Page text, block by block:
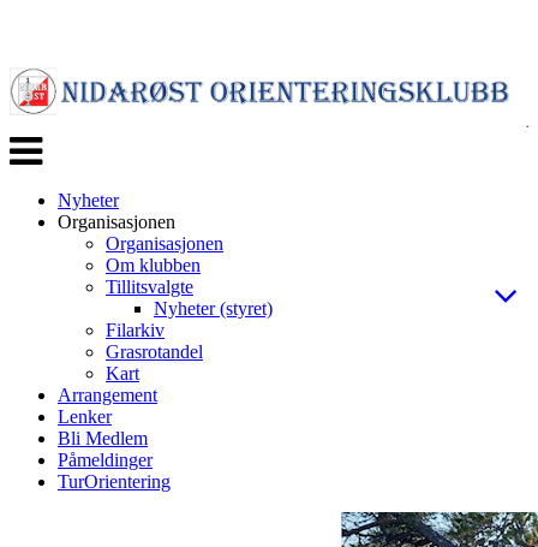
Veksle
navigasjon
Nyheter
Organisasjonen
Organisasjonen
Om klubben
Tillitsvalgte
Nyheter (styret)
Filarkiv
Grasrotandel
Kart
Arrangement
Lenker
Bli Medlem
Påmeldinger
TurOrientering